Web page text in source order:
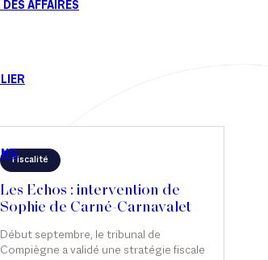
Fiscalité
Début septembre, le tribunal de
Compiègne a validé une stratégie fiscale
Les Echos : intervention de
Sophie de Carné-Carnavalet